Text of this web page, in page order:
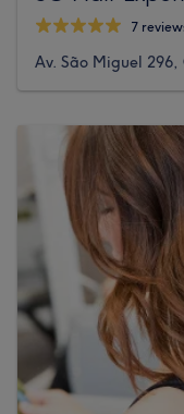
7
Av. São Miguel 296,